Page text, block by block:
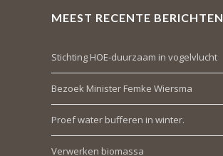
MEEST RECENTE BERICHTEN
Stichting HOE-duurzaam in vogelvlucht
Bezoek Minister Femke Wiersma
Proef water bufferen in winter.
Verwerken biomassa